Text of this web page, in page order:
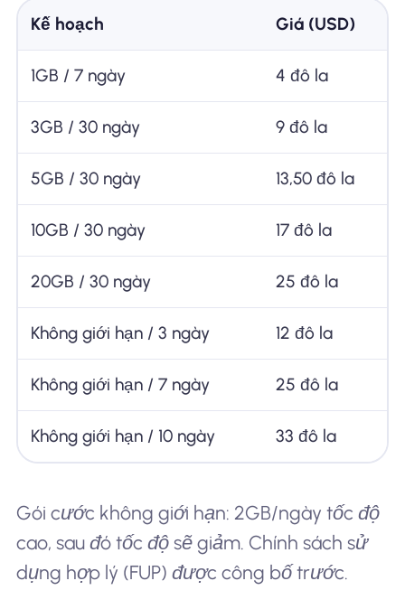
Kế hoạch Giá (USD)
1GB / 7 ngày 4 đô la
3GB / 30 ngày 9 đô la
5GB / 30 ngày 13,50 đô la
10GB / 30 ngày 17 đô la
20GB / 30 ngày 25 đô la
Không giới hạn / 3 ngày 12 đô la
Không giới hạn / 7 ngày 25 đô la
Không giới hạn / 10 ngày 33 đô la
Gói cước không giới hạn: 2GB/ngày tốc độ
cao, sau đó tốc độ sẽ giảm. Chính sách sử
dụng hợp lý (FUP) được công bố trước.